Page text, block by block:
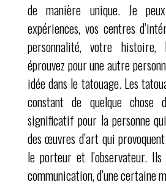
de manière unique. Je
expériences, vos centres
personnalité, votre histoire,
éprouvez pour une autre
idée dans le tatouage. Les
constant de quelque chose
significatif pour la personne
des œuvres d’art qui
le porteur et l’observateur.
communication, d’une certaine